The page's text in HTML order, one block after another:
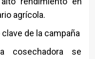
agrícola.
de la campaña
cosechadora se